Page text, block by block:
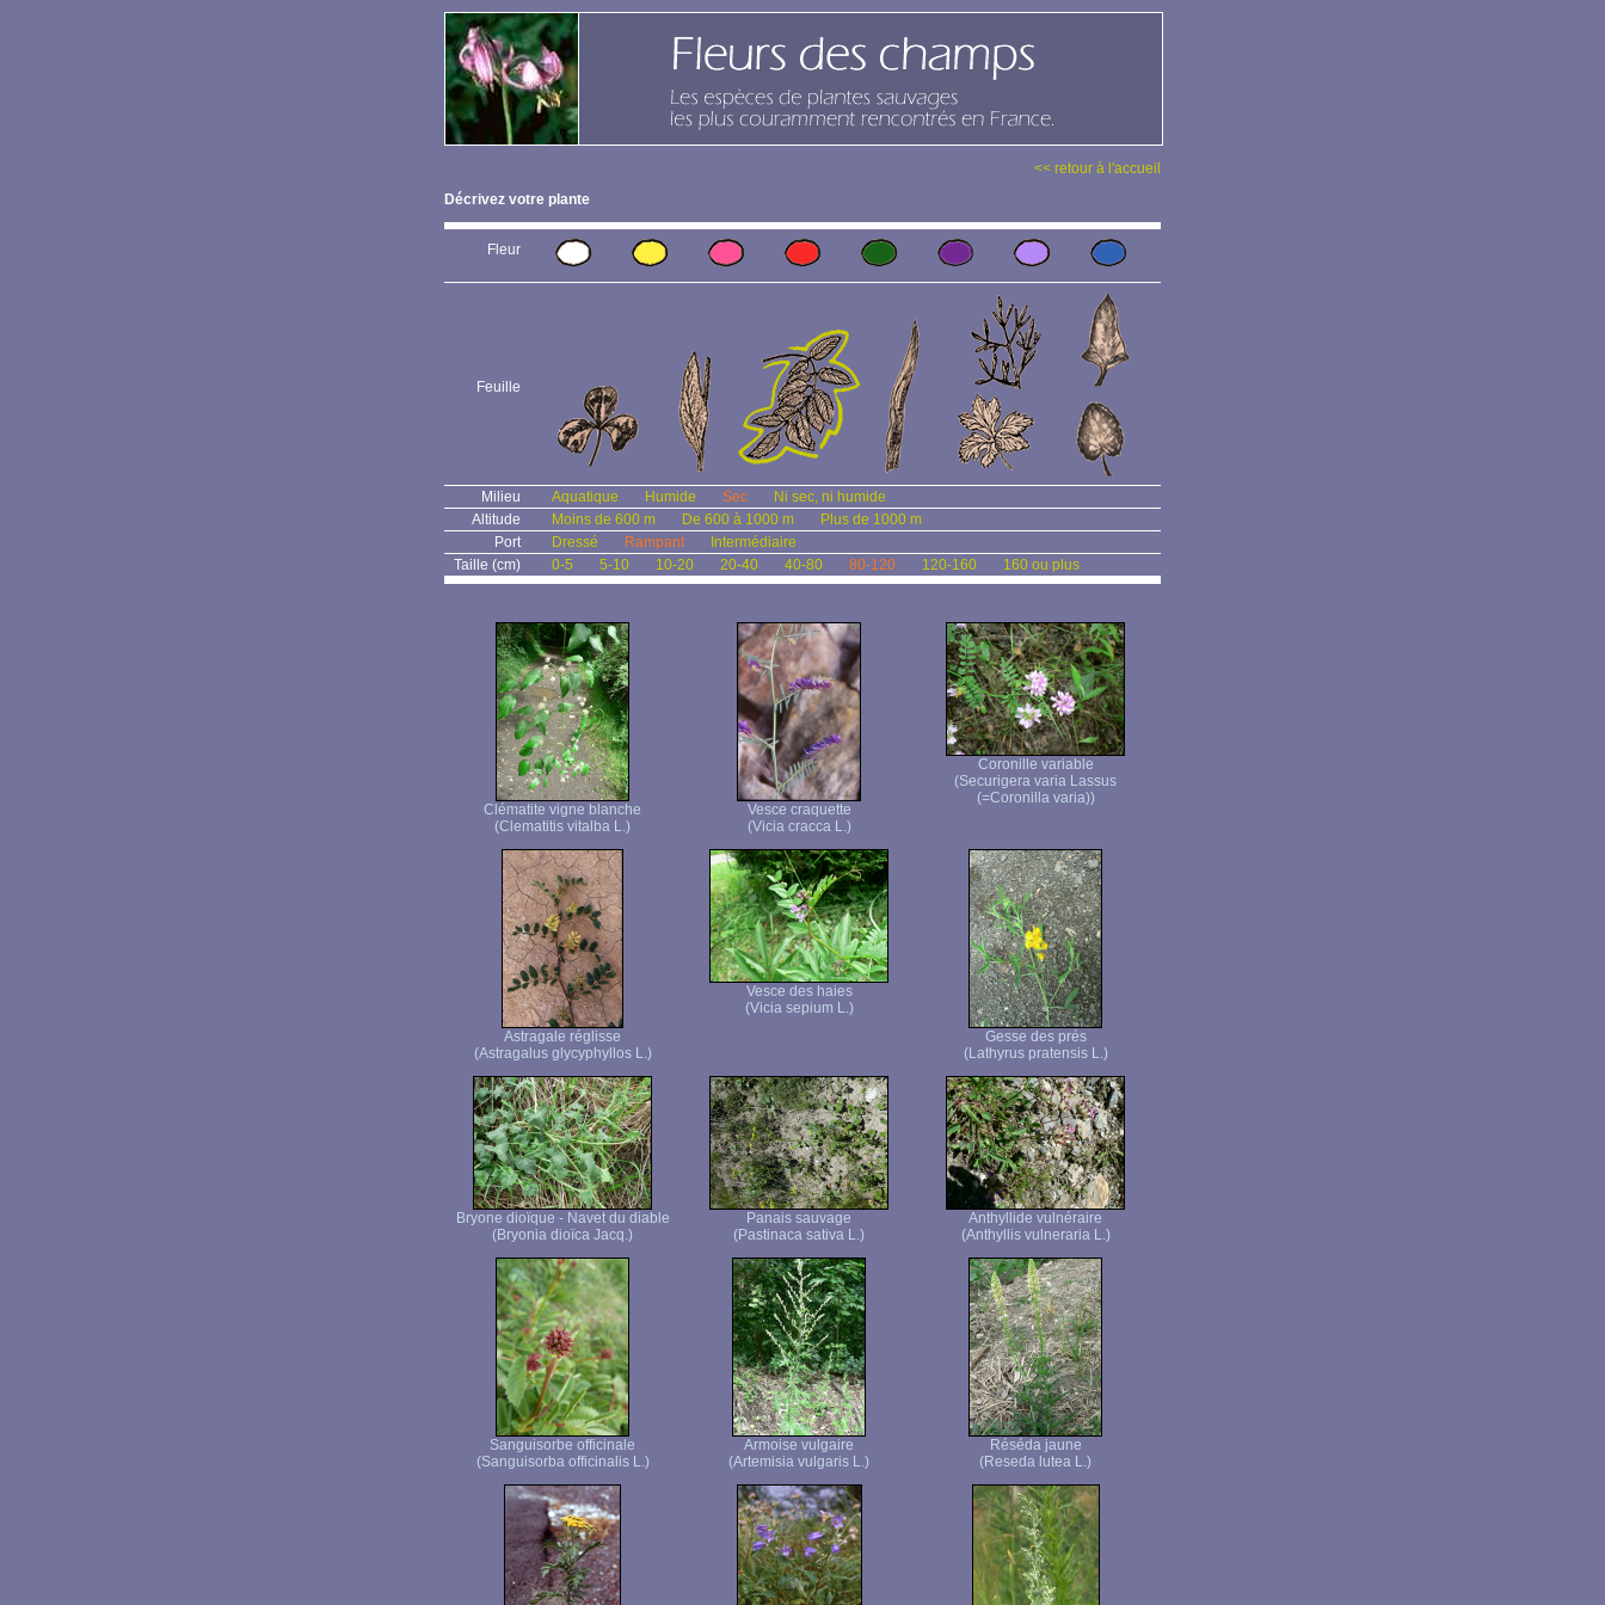
<< retour à l'accueil
Décrivez votre plante
Fleur
Feuille
Milieu Aquatique Humide Sec
Ni sec, ni humide
Altitude
Moins de 600 m De 600 à 1000 m
Plus de 1000 m
Port
Dressé Rampant
Intermédiaire
Taille (cm)
0-5 5-10 10-20 20-40 40-80 80-120 120-160 160 ou plus
Clématite vigne blanche
(Clematitis vitalba L.)
Vesce craquette
(Vicia cracca L.)
Coronille variable
(Securigera varia Lassus
(=Coronilla varia))
Astragale réglisse
(Astragalus glycyphyllos L.)
Vesce des haies
(Vicia sepium L.)
Gesse des prés
(Lathyrus pratensis L.)
Bryone dioïque - Navet du diable
(Bryonia dioïca Jacq.)
Panais sauvage
(Pastinaca sativa L.)
Anthyllide vulnéraire
(Anthyllis vulneraria L.)
Sanguisorbe officinale
(Sanguisorba officinalis L.)
Armoise vulgaire
(Artemisia vulgaris L.)
Réséda jaune
(Reseda lutea L.)